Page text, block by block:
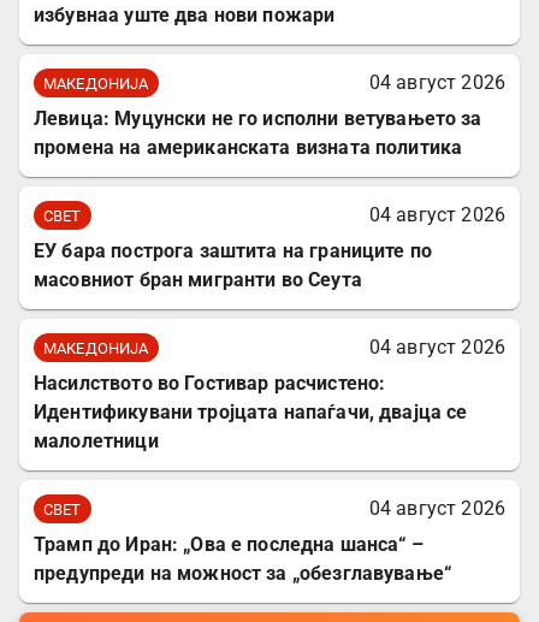
избувнаа уште два нови пожари
МАКЕДОНИЈА
04 август 2026
Левица: Муцунски не го исполни ветувањето за
промена на американската визната политика
СВЕТ
04 август 2026
ЕУ бара построга заштита на границите по
масовниот бран мигранти во Сеута
МАКЕДОНИЈА
04 август 2026
Насилството во Гостивар расчистено:
Идентификувани тројцата напаѓачи, двајца се
малолетници
СВЕТ
04 август 2026
Трамп до Иран: „Ова е последна шанса“ –
предупреди на можност за „обезглавување“